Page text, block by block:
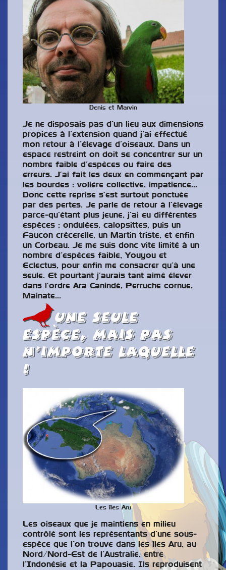
Denis et Marvin
Je ne disposais pas d’un lieu aux dimensions
propices à l’extension quand j’ai effectué
mon retour à l’élevage d’oiseaux. Dans un
espace restreint on doit se concentrer sur un
nombre faible d’espèces ou faire des
erreurs. J’ai fait les deux en commençant par
les bourdes : volière collective, impatience…
Donc cette reprise s’est surtout ponctuée
par des pertes. Je parle de retour à l’élevage
parce-qu’étant plus jeune, j’ai eu différentes
espèces : ondulées, calopsittes, puis un
Faucon crécerelle, un Martin triste, et enfin
un Corbeau. Je me suis donc vite limité à un
nombre d’espèces faible, Youyou et
Eclectus, pour enfin me consacrer qu’à une
seule. Et pourtant j’aurais tant aimé élever
dans l’ordre Ara Canindé, Perruche cornue,
Mainate…
Une seule
espèce, mais pas
n’importe laquelle
!
Les îles Aru
Les oiseaux que je maintiens en milieu
contrôlé sont les représentants d’une sous-
espèce que l’on trouve dans les îles Aru, au
Nord/Nord-Est de l’Australie, entre
l’Indonésie et la Papouasie. Ils reproduisent